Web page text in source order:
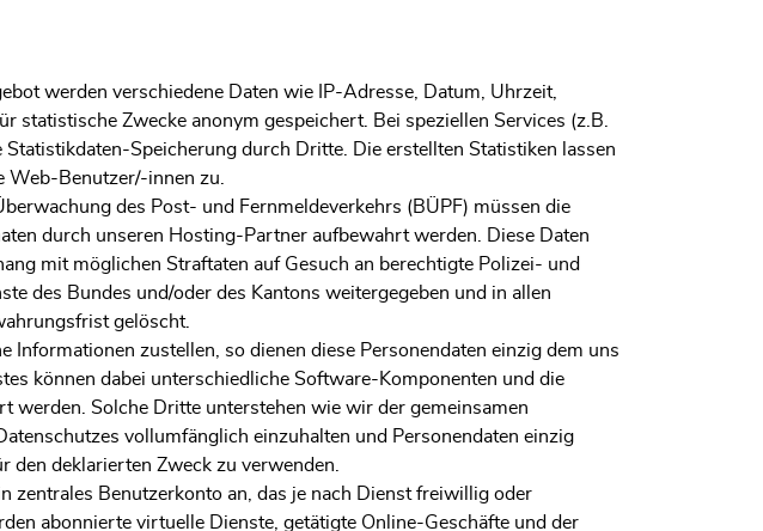
werden verschiedene Daten wie IP-Adresse, Datum, Uhrzeit,
statistische Zwecke anonym gespeichert. Bei speziellen Services (z.B.
Speicherung durch Dritte. Die erstellten Statistiken lassen
Web-Benutzer/-innen zu.
des Post- und Fernmeldeverkehrs (BÜPF) müssen die
durch unseren Hosting-Partner aufbewahrt werden. Diese Daten
mit möglichen Straftaten auf Gesuch an berechtigte Polizei- und
des Bundes und/oder des Kantons weitergegeben und in allen
gelöscht.
Informationen zustellen, so dienen diese Personendaten einzig dem uns
können dabei unterschiedliche Software-Komponenten und die
werden. Solche Dritte unterstehen wie wir der gemeinsamen
vollumfänglich einzuhalten und Personendaten einzig
deklarierten Zweck zu verwenden.
zentrales Benutzerkonto an, das je nach Dienst freiwillig oder
abonnierte virtuelle Dienste, getätigte Online-Geschäfte und der